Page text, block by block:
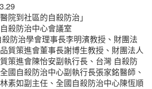
院到社區的自殺防治」
殺防治中心會議室
防治學會理事長李明濱教授、財團法
質策進會董事長謝博生教授、財團法人
策進會陳怡安副執行長、台灣 自殺防
國自殺防治中心副執行長張家銘醫師、
素如副主任、全國自殺防治中心陳恆順